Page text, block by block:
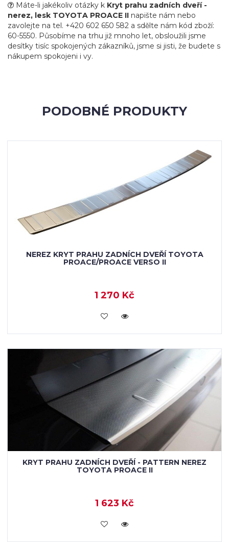
Máte-li jakékoliv otázky k Kryt prahu zadních dveří -
nerez, lesk TOYOTA PROACE II napište nám nebo
zavolejte na tel. +420 602 650 582 a sdělte nám kód zboží:
60-5550. Působíme na trhu již mnoho let, obsloužili jsme
desítky tisíc spokojených zákazníků, jsme si jisti, že budete s
nákupem spokojeni i vy.
PODOBNÉ PRODUKTY
NEREZ KRYT PRAHU ZADNÍCH DVEŘÍ TOYOTA
PROACE/PROACE VERSO II
1 270 Kč
KOUPIT
KRYT PRAHU ZADNÍCH DVEŘÍ - PATTERN NEREZ
TOYOTA PROACE II
1 623 Kč
KOUPIT